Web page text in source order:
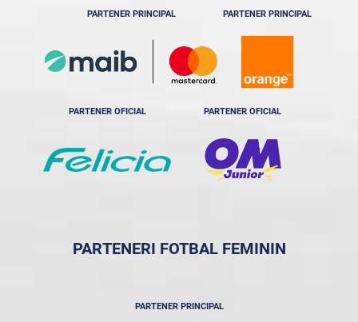
PARTENER PRINCIPAL PARTENER PRINCIPAL
PARTENER OFICIAL PARTENER OFICIAL
PARTENERI FOTBAL FEMININ
PARTENER PRINCIPAL